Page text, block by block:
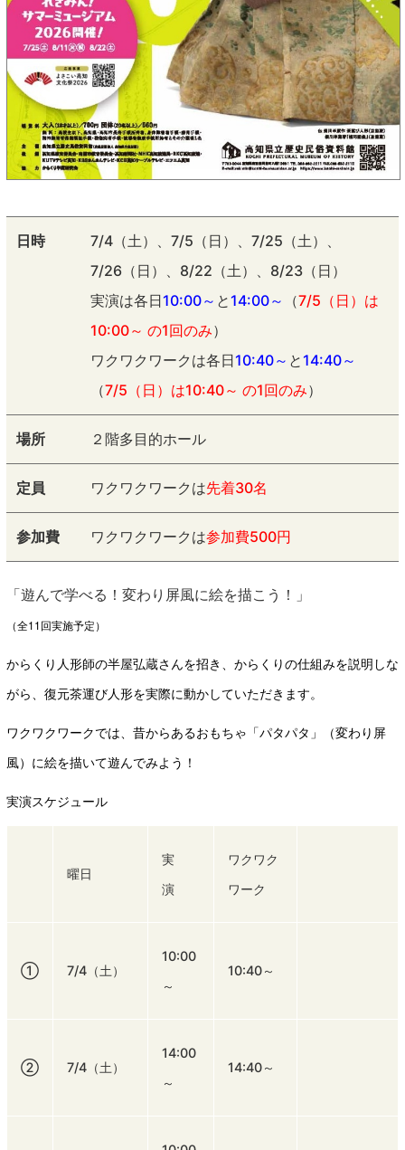
日時
7/4（土）、7/5（日）、7/25（土）、
7/26（日）、8/22（土）、8/23（日）
実演は各日10:00～ と 14:00～ （7/5（日）は
10:00～ の1回のみ）
ワクワクワークは各日10:40～ と 14:40～
（7/5（日）は10:40～ の1回のみ）
場所 ２階多目的ホール
定員 ワクワクワークは先着30名
参加費 ワクワクワークは参加費500円
「遊んで学べる！変わり屏風に絵を描こう！」
（全11回実施予定）
からくり人形師の半屋弘蔵さんを招き、からくりの仕組みを説明しな
がら、復元茶運び人形を実際に動かしていただきます。
ワクワクワークでは、昔からあるおもちゃ「パタパタ」（変わり屏
風）に絵を描いて遊んでみよう！
実演スケジュール
曜日
実
演
ワクワク
ワーク
① 7/4（土）
10:00
～
10:40～
② 7/4（土）
14:00
～
14:40～